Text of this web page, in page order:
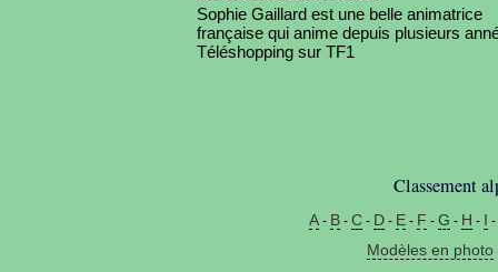
Sophie Gaillard est une belle animatrice
française qui anime depuis plusieurs
Téléshopping sur TF1
Classement
A- B- C- D- E- F - G - H - I -
Modèles en photo